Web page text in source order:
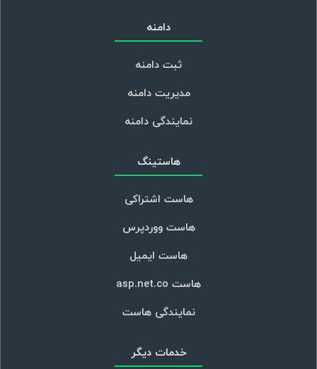
دامنه
ثبت دامنه
مدیریت دامنه
نمایندگی دامنه
هاستینگ
هاست اشتراکی
هاست ووردپرس
هاست ایمیل
هاست asp.net.co
نمایندگی هاست
خدمات دیگر